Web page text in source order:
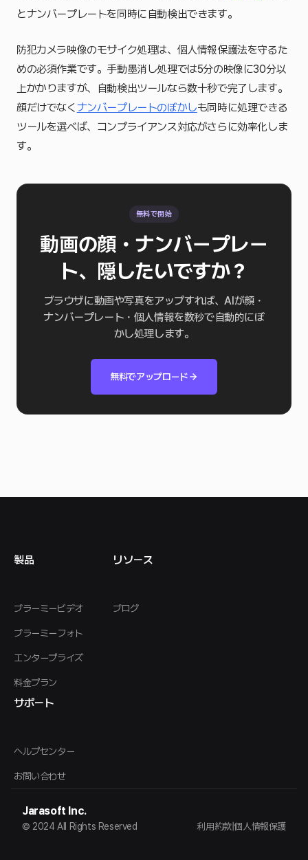
とナンバープレートを同時に自動検出できます。
防犯カメラ映像のモザイク処理は、個人情報保護法を守るた
めの必須作業です。手動墨消し処理では5分の映像に30分以
上かかりますが、自動検出ツールなら数十秒で完了します。
顔だけでなくナンバープレートのぼかしも同時に処理できる
ツールを選べば、コンプライアンス対応がさらに効率化しま
す。
無料で開始
動画の顔・ナンバープレー
ト、隠したいですか？
ブラウザに動画や写真をアップすれば、AIが顔・
ナンバープレート・個人情報を数秒で自動的にぼ
かし処理します。
無料でアップロード
製品
ブラーミービデオ
ブラーミーフォト
エンタープライズ
料金プラン
リソース
ブログ
サポート
ヘルプセンター
お問い合わせ
Jarasoft Inc.
© 2024 All Rights Reserved 利用約款|個人情報保護